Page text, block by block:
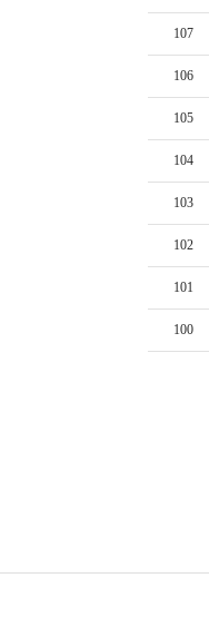
107
106
105
104
103
102
101
100